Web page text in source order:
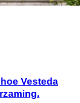
Vesteda